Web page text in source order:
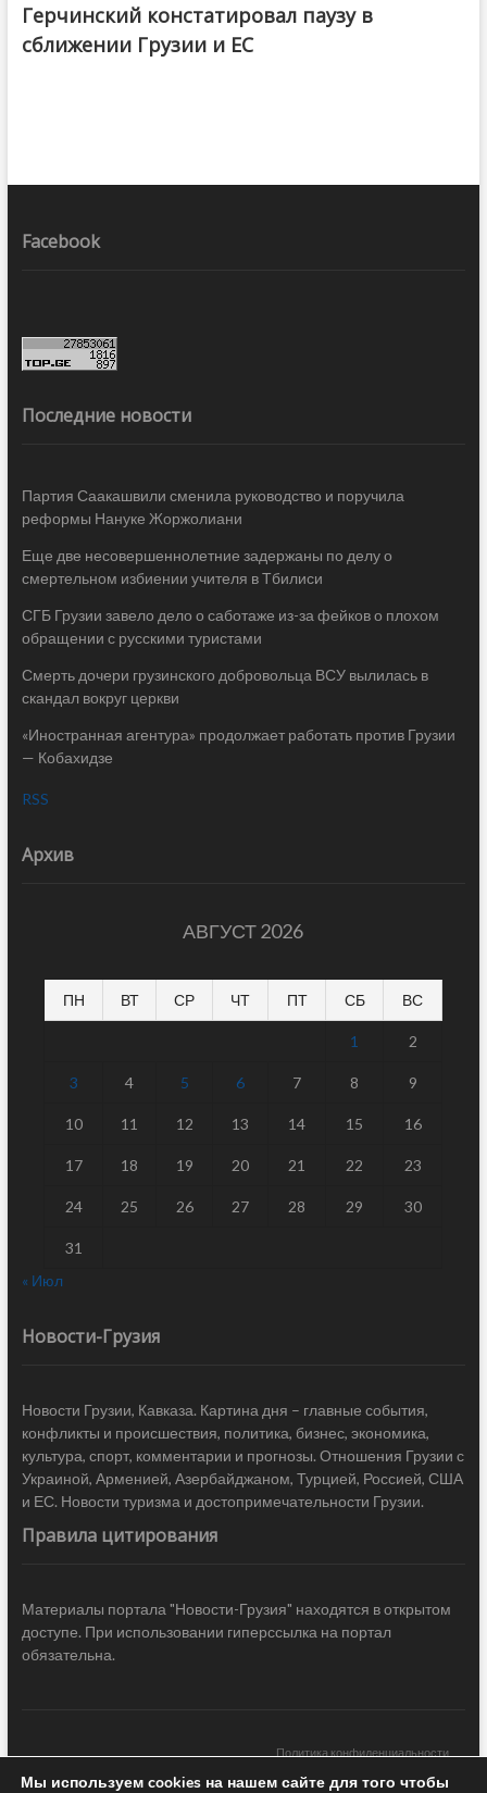
Герчинский констатировал паузу в
сближении Грузии и ЕС
Facebook
Последние новости
Партия Саакашвили сменила руководство и поручила
реформы Нануке Жоржолиани
Еще две несовершеннолетние задержаны по делу о
смертельном избиении учителя в Тбилиси
СГБ Грузии завело дело о саботаже из-за фейков о плохом
обращении с русскими туристами
Смерть дочери грузинского добровольца ВСУ вылилась в
скандал вокруг церкви
«Иностранная агентура» продолжает работать против Грузии
— Кобахидзе
RSS
Архив
АВГУСТ 2026
ПН ВТ СР ЧТ ПТ СБ ВС
1 2
3 4 5 6 7 8 9
10 11 12 13 14 15 16
17 18 19 20 21 22 23
24 25 26 27 28 29 30
31
« Июл
Новости-Грузия
Новости Грузии, Кавказа. Картина дня – главные события,
конфликты и происшествия, политика, бизнес, экономика,
культура, спорт, комментарии и прогнозы. Отношения Грузии с
Украиной, Арменией, Азербайджаном, Турцией, Россией, США
и ЕС. Новости туризма и достопримечательности Грузии.
Правила цитирования
Материалы портала "Новости-Грузия" находятся в открытом
доступе. При использовании гиперссылка на портал
обязательна.
Политика конфиденциальности
Мы используем cookies на нашем сайте для того чтобы